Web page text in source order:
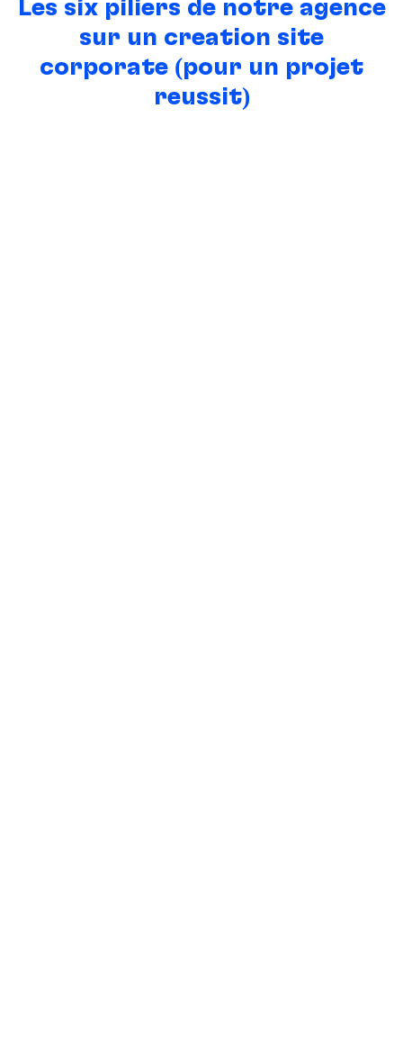
Les six piliers de notre agence
sur un création site
corporate (pour un projet
réussit)